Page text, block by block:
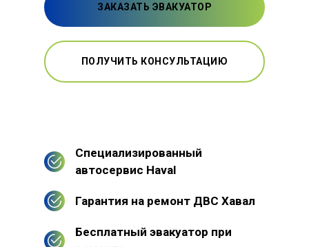
ЗАКАЗАТЬ ЭВАКУАТОР
ПОЛУЧИТЬ КОНСУЛЬТАЦИЮ
Специализированный
автосервис Haval
Гарантия на ремонт ДВС Хавал
Бесплатный эвакуатор при